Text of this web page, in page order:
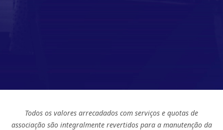
Todos os valores arrecadados com serviços e quotas de
associação são integralmente revertidos para a manutenção da